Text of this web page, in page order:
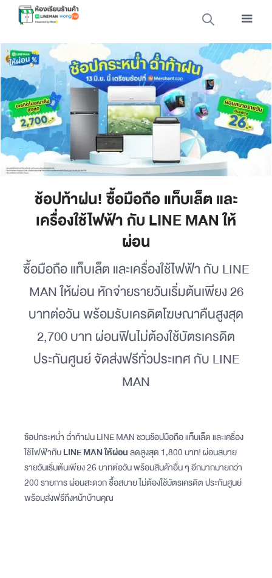
ช้อปท้าฝน! ซื้อมือถือ แท็บเล็ต และ
เครื่องใช้ไฟฟ้า กับ LINE MAN ให้
ผ่อน
ซื้อมือถือ แท็บเล็ต และเครื่องใช้ไฟฟ้า กับ LINE
MAN ให้ผ่อน หักจ่ายรายวันเริ่มต้นเพียง 26
บาทต่อวัน พร้อมรับเครดิตโฆษณาคืนสูงสุด
2,700 บาท ผ่อนฟินไม่ต้องใช้บัตรเครดิต
ประกันศูนย์ จัดส่งฟรีทั่วประเทศ กับ LINE
MAN
ช้อปกระหน่ำ ฉ่ำท้าฝน LINE MAN ชวนช้อปมือถือ แท็บเล็ต และเครื่อง
ใช้ไฟฟ้ากับLINE MAN ให้ผ่อนลดสูงสุด 1,800 บาท! ผ่อนสบาย
รายวันเริ่มต้นเพียง 26 บาทต่อวัน พร้อมสินค้าอื่น ๆ อีกมากมายกว่า
200 รายการ ผ่อนสะดวก ซื้อสบาย ไม่ต้องใช้บัตรเครดิต ประกันศูนย์
พร้อมส่งฟรีถึงหน้าบ้านคุณ